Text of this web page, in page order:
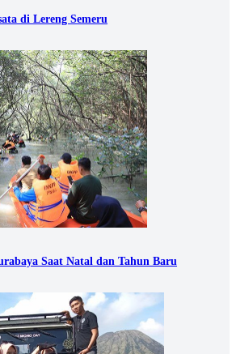
di Lereng Semeru
Saat Natal dan Tahun Baru